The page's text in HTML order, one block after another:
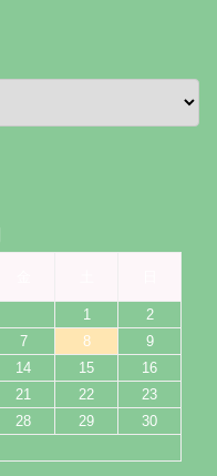
1
2
7 8
9
14 15
16
21 22
23
28 29
30